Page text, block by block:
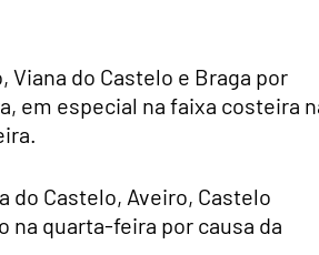
do Castelo e Braga por
em especial na faixa costeira
do Castelo, Aveiro, Castelo
na quarta-feira por causa da